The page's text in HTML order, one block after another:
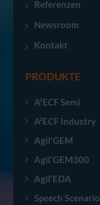
Referenzen
Newsroom
Kontakt
PRODUKTE
A²ECF Semi
A²ECF Industry
Agil'GEM
Agil'GEM300
Agil'EDA
Speech Scenario